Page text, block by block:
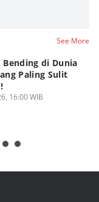
See More
di Dunia
Paling Sulit
16:00 WIB